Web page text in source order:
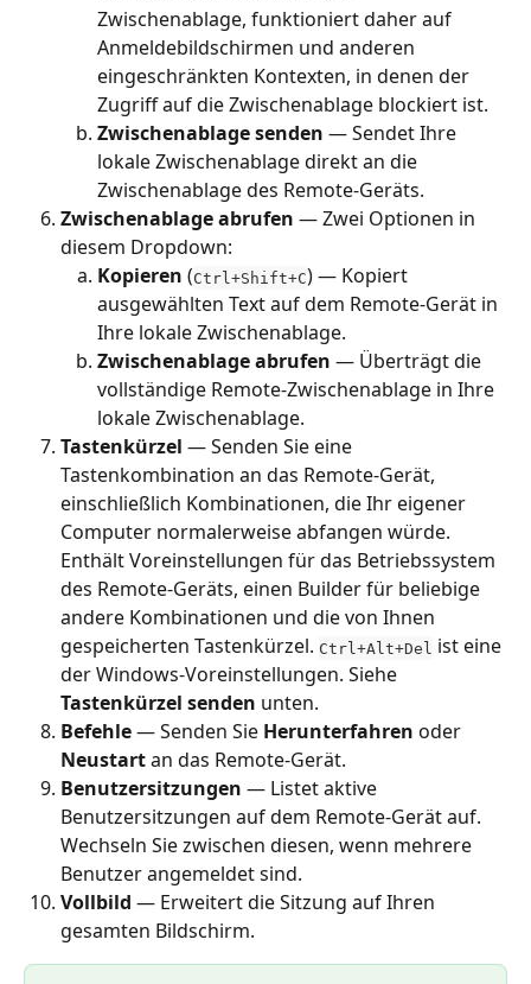
Zwischenablage, funktioniert daher auf
Anmeldebildschirmen und anderen
eingeschränkten Kontexten, in denen der
Zugriff auf die Zwischenablage blockiert ist.
Zwischenablage senden — Sendet Ihre
lokale Zwischenablage direkt an die
Zwischenablage des Remote-Geräts.
Zwischenablage abrufen — Zwei Optionen in
diesem Dropdown:
Kopieren (Ctrl+Shift+C) — Kopiert
ausgewählten Text auf dem Remote-Gerät in
Ihre lokale Zwischenablage.
Zwischenablage abrufen — Überträgt die
vollständige Remote-Zwischenablage in Ihre
lokale Zwischenablage.
Tastenkürzel — Senden Sie eine
Tastenkombination an das Remote-Gerät,
einschließlich Kombinationen, die Ihr eigener
Computer normalerweise abfangen würde.
Enthält Voreinstellungen für das Betriebssystem
des Remote-Geräts, einen Builder für beliebige
andere Kombinationen und die von Ihnen
gespeicherten Tastenkürzel. Ctrl+Alt+Del ist eine
der Windows-Voreinstellungen. Siehe
Tastenkürzel senden unten.
Befehle — Senden Sie Herunterfahren oder
Neustart an das Remote-Gerät.
Benutzersitzungen — Listet aktive
Benutzersitzungen auf dem Remote-Gerät auf.
Wechseln Sie zwischen diesen, wenn mehrere
Benutzer angemeldet sind.
Vollbild — Erweitert die Sitzung auf Ihren
gesamten Bildschirm.